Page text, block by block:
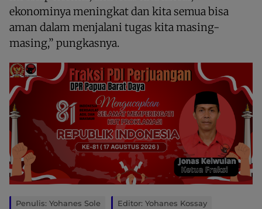
ekonominya meningkat dan kita semua bisa
aman dalam menjalani tugas kita masing-
masing,” pungkasnya.
Penulis: Yohanes Sole Editor: Yohanes Kossay